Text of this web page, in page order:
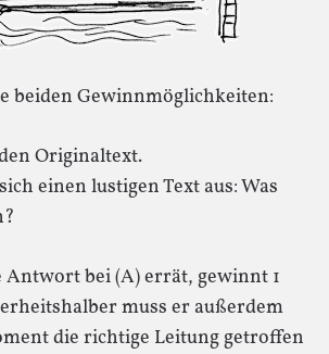
beiden Gewinnmöglichkeiten:
Originaltext.
einen lustigen Text aus: Was
bei (A) errät, gewinnt 1
muss er außerdem
die richtige Leitung getroffen